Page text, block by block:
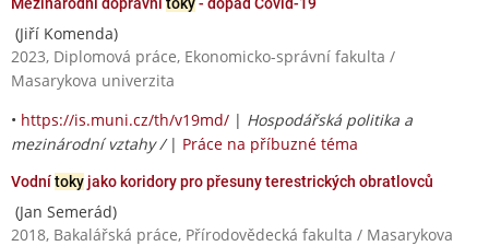
(Jiří Komenda)
2023, Diplomová práce, Ekonomicko-správní fakulta /
Masarykova univerzita
• https://is.muni.cz/th/v19md/ | Hospodářská politika a
mezinárodní vztahy / | Práce na příbuzné téma
Vodnítoky jako koridory pro přesuny terestrických obratlovců
(Jan Semerád)
2018, Bakalářská práce, Přírodovědecká fakulta / Masarykova